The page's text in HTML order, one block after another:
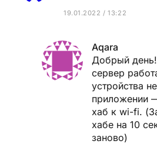
19.01.2022 / 13:22
Aqara
Добрый
сервер
устройства
приложении
хаб к wi-fi.
хабе на 10
заново)